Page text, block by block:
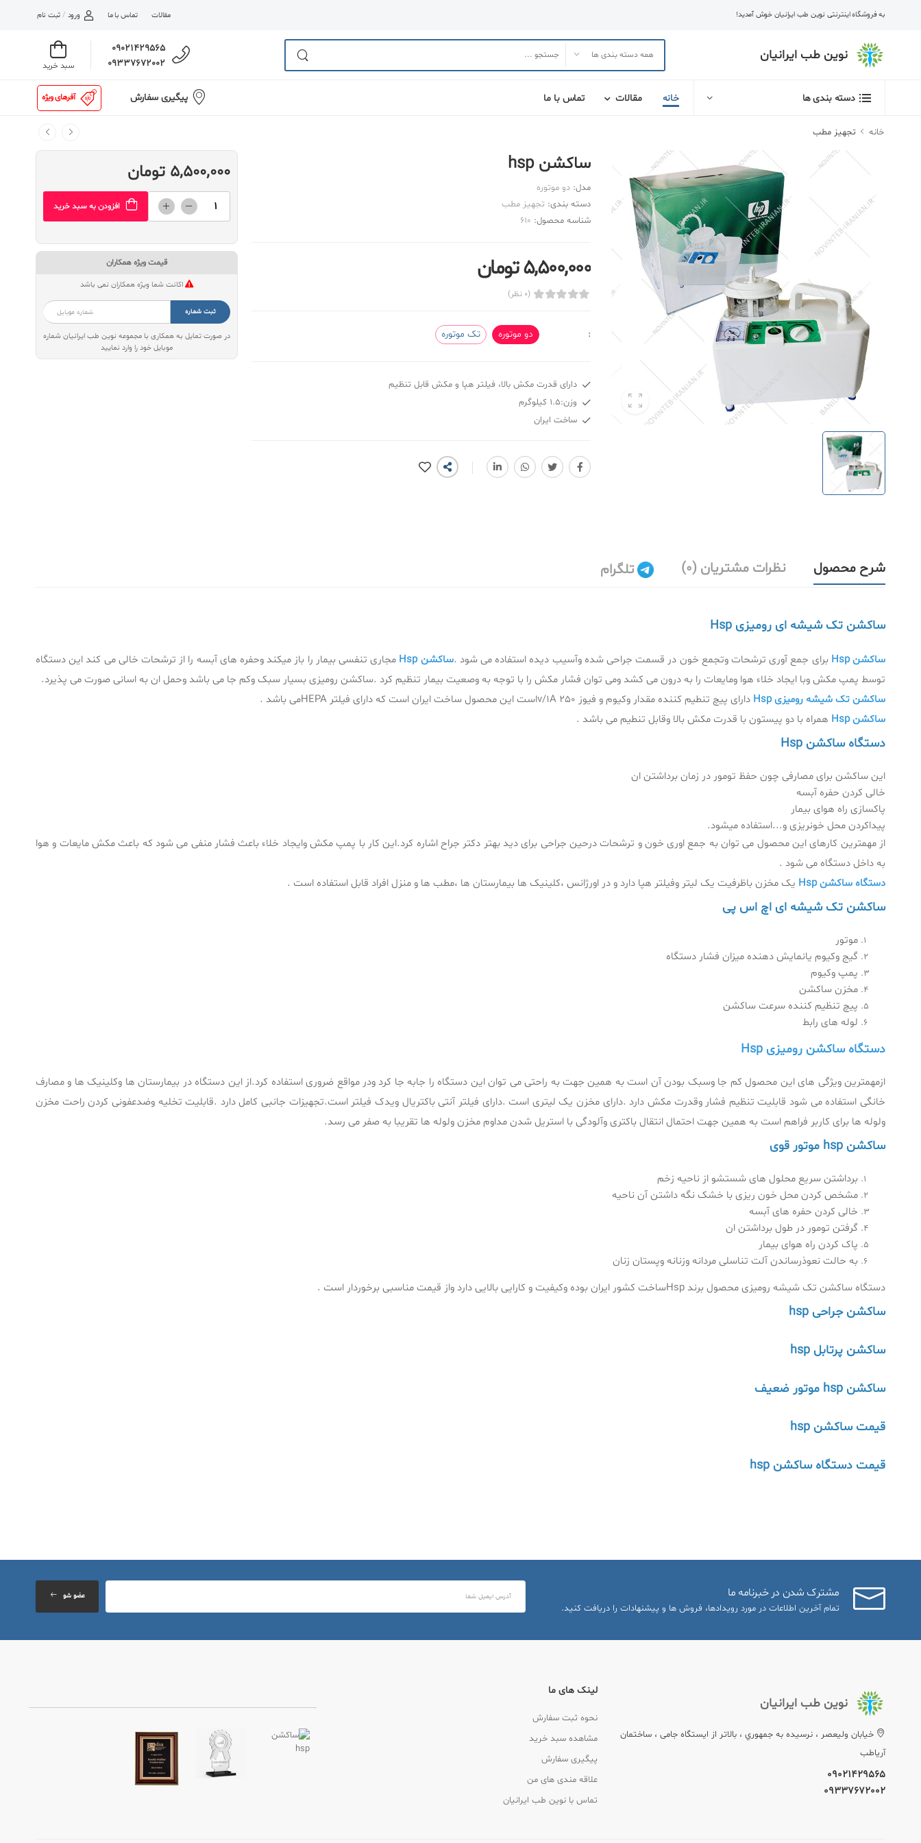
به فروشگاه اینترنتی نوین طب ایرانیان خوش آمدید! مقالات تماس با ما ورود / ثبت نام
نوین طب ایرانیان
09021429565
09337672002
سبد خرید
دسته بندی ها خانه مقالات تماس با ما پیگیری سفارش آفرهای ویژه
خانه تجهیز مطب
ساکشن hsp
مدل: دو موتوره
دسته بندی: تجهیز مطب
شناسه محصول: 610
5,500,000 تومان
(0 نظر)
: دو موتوره تک موتوره
دارای قدرت مکش بالا، فیلتر هپا و مکش قابل تنظیم
وزن:1.5 کیلوگرم
ساخت ایران
5,500,000 تومان
افزودن به سبد خرید
قیمت ویژه همکاران
اکانت شما ویژه همکاران نمی باشد
ثبت شماره
در صورت تمایل به همکاری با مجموعه نوین طب ایرانیان شماره
موبایل خود را وارد نمایید
شرح محصول نظرات مشتریان (0) تلگرام
ساکشن تک شیشه ای رومیزی Hsp
ساکشن Hsp برای جمع آوری ترشحات وتجمع خون در قسمت جراحی شده وآسیب دیده استفاده می شود .ساکشن Hsp
مجاری تنفسی بیمار را باز میکند وحفره های آبسه را از ترشحات خالی می کند این دستگاه
توسط پمپ مکش وبا ایجاد خلاء هوا ومایعات را به درون می کشد ومی توان فشار مکش را با توجه به وصعیت بیمار تنظیم کرد .ساکشن رومیزی بسیار سبک وکم جا می باشد وحمل ان به اسانی صورت می پذیرد.
ساکشن تک شیشه رومیزی Hsp
دارای پیچ تنطیم کننده مقدار وکیوم و فیوز 250 v/1Aاست این محصول ساخت ایران است که دارای فیلتر HEPAمی باشد .
ساکشن Hsp
همراه با دو پیستون با قدرت مکش بالا وقابل تنطیم می باشد .
دستگاه ساکشن Hsp
این ساکشن برای مصارفی چون حفظ تومور در زمان برداشتن ان
خالی کردن حفره آبسه
پاکسازی راه هوای بیمار
پیداکردن محل خونریزی و...استفاده میشود.
از مهمترین کارهای این محصول می توان به جمع اوری خون و ترشحات درحین جراحی برای دید بهتر دکتر جراح اشاره کرد.این کار با پمپ مکش وایجاد خلاء باعث فشار منفی می شود که باعث مکش مایعات و هوا
به داخل دستگاه می شود .
دستگاه ساکشن Hsp
یک مخزن باظرفیت یک لیتر وفیلتر هپا دارد و در اورژانس ،کلینیک ها بیمارستان ها ،مطب ها و منزل افراد قابل استفاده است .
ساکشن تک شیشه ای اچ اس پی
موتور
گیج وکیوم یانمایش دهنده میزان فشار دستگاه
پمپ وکیوم
مخزن ساکشن
پیچ تنظیم کننده سرعت ساکشن
لوله های رابط
دستگاه ساکشن رومیزی Hsp
ازمهمترین ویژگی های این محصول کم جا وسبک بودن آن است به همین جهت به راحتی می توان این دستگاه را جابه جا کرد ودر مواقع ضروری استفاده کرد.از این دستگاه در بیمارستان ها وکلینیک ها و مصارف
خانگی استفاده می شود قابلیت تنظیم فشار وقدرت مکش دارد .دارای مخزن یک لیتری است .دارای فیلتر آنتی باکتریال ویدک فیلتر است.تجهیزات جانبی کامل دارد .قابلیت تخلیه وضدعفونی کردن راحت مخزن
ولوله ها برای کاربر فراهم است به همین جهت احتمال انتقال باکتری وآلودگی با استریل شدن مداوم مخزن ولوله ها تقریبا به صفر می رسد.
ساکشن hsp موتور قوی
برداشتن سریع محلول های شستشو از ناحیه زخم
مشخص کردن محل خون ریزی با خشک نگه داشتن آن ناحیه
خالی کردن حفره های آبسه
گرفتن تومور در طول برداشتن ان
پاک کردن راه هوای بیمار
به حالت نعوذرساندن آلت تناسلی مردانه وزنانه وپستان زنان
دستگاه ساکشن تک شیشه رومیزی محصول برند Hspساخت کشور ایران بوده وکیفیت و کارایی بالایی دارد واز قیمت مناسبی برخوردار است .
ساکشن جراحی hsp
ساکشن پرتابل hsp
ساکشن hsp موتور ضعیف
قیمت ساکشن hsp
قیمت دستگاه ساکشن hsp
مشترک شدن در خبرنامه ما
تمام آخرین اطلاعات در مورد رویدادها، فروش ها و پیشنهادات را دریافت کنید.
عضو شو
نوین طب ایرانیان
خيابان وليعصر ، نرسيده به جمهوري ، بالاتر از ایستگاه جامی ، ساختمان
آریاطب
09021429565
09337672002
لینک های ما
نحوه ثبت سفارش
مشاهده سبد خرید
پیگیری سفارش
علاقه مندی های من
تماس با نوین طب ایرانیان